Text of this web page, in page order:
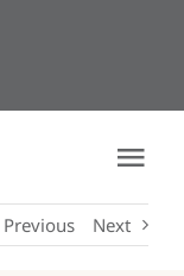
Previous Next